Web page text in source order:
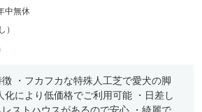
中無休
・フカフカな特殊人工芝で愛犬の脚
化により低価格でご利用可能 ・日差し
ストハウスがあるので安心 ・綺麗で